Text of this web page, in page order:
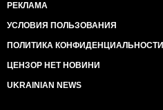
РЕКЛАМА
УСЛОВИЯ ПОЛЬЗОВАНИЯ
ПОЛИТИКА КОНФИДЕНЦИАЛЬНОСТИ
ЦЕНЗОР НЕТ НОВИНИ
UKRAINIAN NEWS